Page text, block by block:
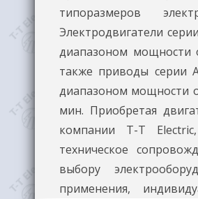
типоразмеров
Электродвигатели
диапазоном мощности
также приводы серии
диапазоном мощности
мин. Приобретая
компании T-T
техническое
выбору
применения,